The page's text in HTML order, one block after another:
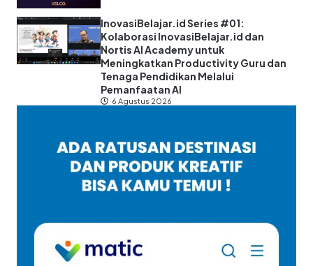
InovasiBelajar.id Series #01:
Kolaborasi InovasiBelajar.id dan
Nortis AI Academy untuk
Meningkatkan Productivity Guru dan
Tenaga Pendidikan Melalui
Pemanfaatan AI
6 Agustus 2026